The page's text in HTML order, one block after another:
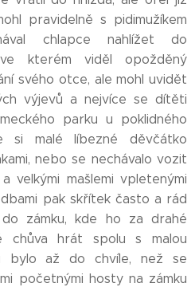
pravidelně s pidimužíkem
chlapce nahlížet do
ve kterém viděl opožděný
svého otce, ale mohl uvidět
výjevů a nejvíce se dítěti
parku u poklidného
si malé líbezné děvčátko
nebo se nechávalo vozit
velkými mašlemi vpletenými
pak skřítek často a rád
zámku, kde ho za drahé
chůva hrát spolu s malou
bylo až do chvíle, než se
početnými hosty na zámku